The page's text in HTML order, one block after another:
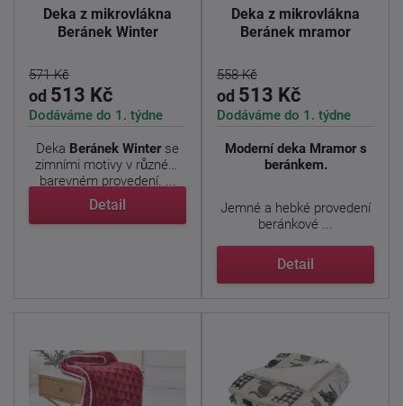
Deka z mikrovlákna
Beránek Winter
571 Kč
od 513 Kč
Dodáváme do 1. týdne
Deka Beránek Winter se
zimními motivy v různém
barevném provedení. ...
Detail
Deka z mikrovlákna
Beránek mramor
558 Kč
od 513 Kč
Dodáváme do 1. týdne
Moderní deka Mramor s
beránkem.
Jemné a hebké provedení
beránkové ...
Detail